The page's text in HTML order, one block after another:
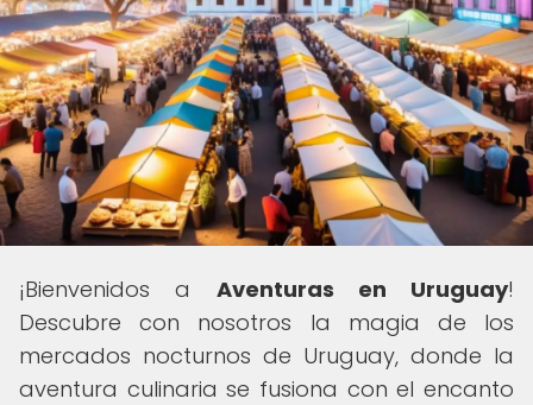
¡Bienvenidos a Aventuras en Uruguay!
Descubre con nosotros la magia de los
mercados nocturnos de Uruguay, donde la
aventura culinaria se fusiona con el encanto